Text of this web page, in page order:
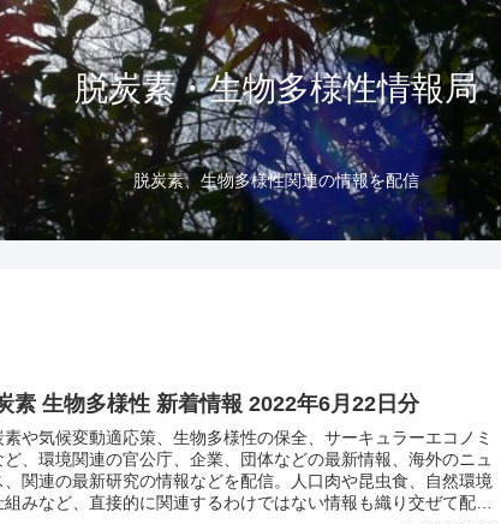
脱炭素・生物多様性情報局
脱炭素、生物多様性関連の情報を配信
素 生物多様性 新着情報 2022年6月22日分
素や気候変動適応策、生物多様性の保全、サーキュラーエコノミ
ど、環境関連の官公庁、企業、団体などの最新情報、海外のニュ
、関連の最新研究の情報などを配信。人口肉や昆虫食、自然環境
組みなど、直接的に関連するわけではない情報も織り交ぜて配